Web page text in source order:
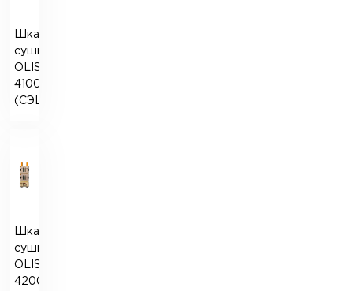
Шкаф
сушильный
OLISLAB
4100
(СЭШ-3МУ)
Шкаф
сушильный
OLISLAB
4200